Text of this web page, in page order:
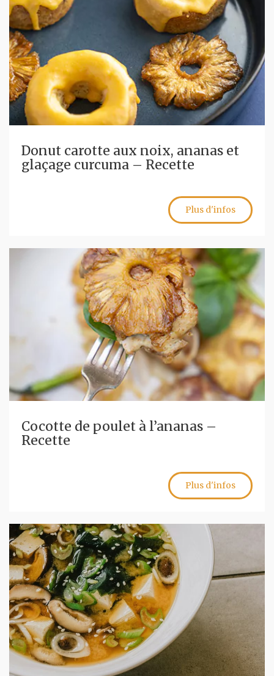
Donut carotte aux noix, ananas et
glaçage curcuma – Recette
Plus d'infos
Cocotte de poulet à l’ananas –
Recette
Plus d'infos